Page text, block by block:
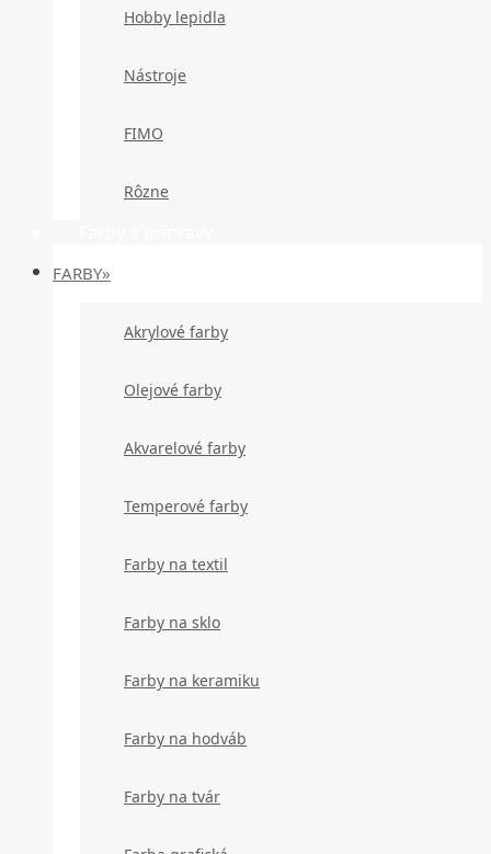
Hobby lepidla
Nástroje
FIMO
Rôzne
FARBY»
Akrylové farby
Olejové farby
Akvarelové farby
Temperové farby
Farby na textil
Farby na sklo
Farby na keramiku
Farby na hodváb
Farby na tvár